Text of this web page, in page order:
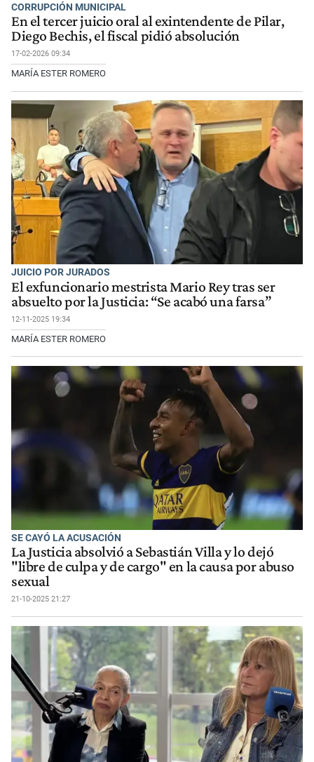
CORRUPCIÓN MUNICIPAL
En el tercer juicio oral al exintendente de Pilar,
Diego Bechis, el fiscal pidió absolución
17-02-2026 09:34
MARÍA ESTER ROMERO
JUICIO POR JURADOS
El exfuncionario mestrista Mario Rey tras ser
absuelto por la Justicia: “Se acabó una farsa”
12-11-2025 19:34
MARÍA ESTER ROMERO
SE CAYÓ LA ACUSACIÓN
La Justicia absolvió a Sebastián Villa y lo dejó
"libre de culpa y de cargo" en la causa por abuso
sexual
21-10-2025 21:27